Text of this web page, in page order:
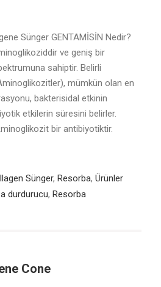
Sünger GENTAMİSİN Nedir?
ve geniş bir
sahiptir. Belirli
mümkün olan en
bakterisidal etkinin
etkilerin süresini belirler.
bir antibiyotiktir.
Sünger, Resorba, Ürünler
durdurucu, Resorba
Cone